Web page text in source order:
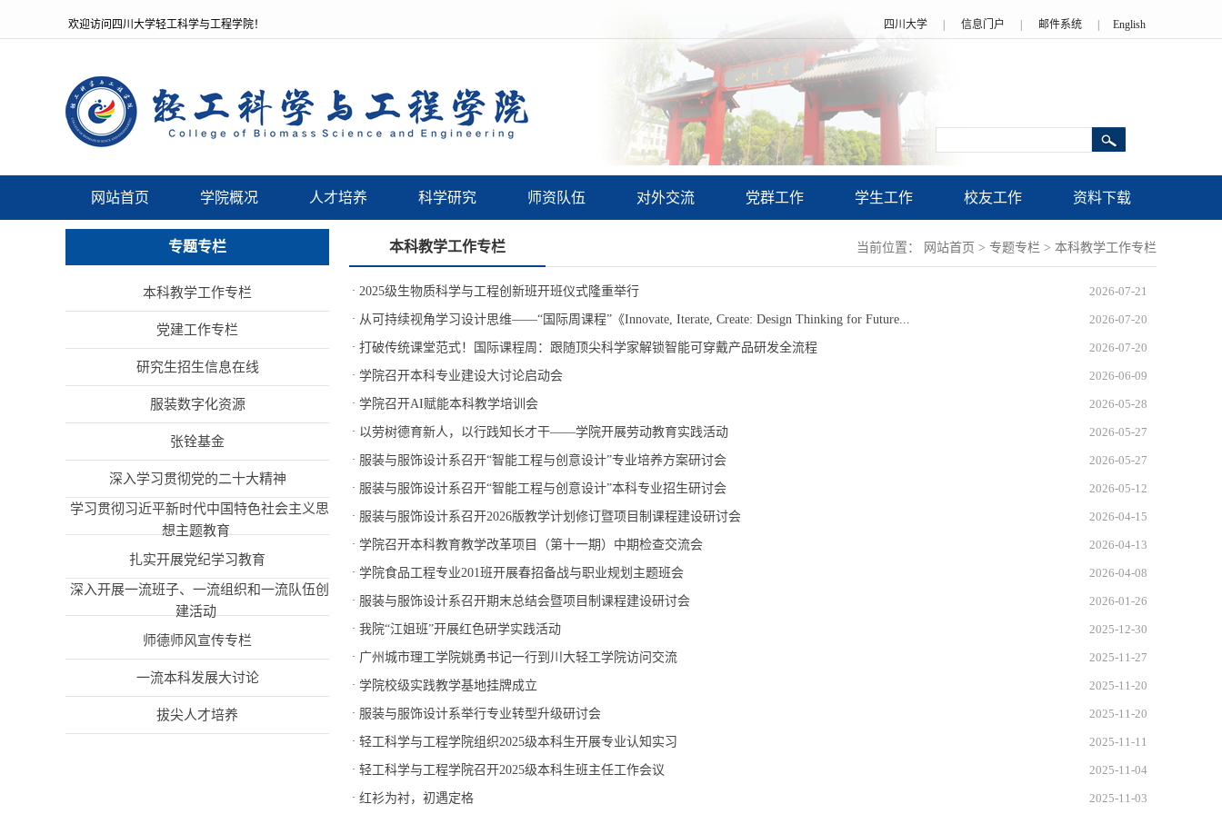
欢迎访问四川大学轻工科学与工程学院！ 四川大学 信息门户 邮件系统 English
网站首页 学院概况 人才培养 科学研究 师资队伍 对外交流 党群工作 学生工作 校友工作 资料下载
专题专栏
本科教学工作专栏
党建工作专栏
研究生招生信息在线
服装数字化资源
张铨基金
深入学习贯彻党的二十大精神
学习贯彻习近平新时代中国特色社会主义思
想主题教育
扎实开展党纪学习教育
深入开展一流班子、一流组织和一流队伍创
建活动
师德师风宣传专栏
一流本科发展大讨论
拔尖人才培养
本科教学工作专栏 当前位置： 网站首页 > 专题专栏 > 本科教学工作专栏
· 2025级生物质科学与工程创新班开班仪式隆重举行 2026-07-21
· 从可持续视角学习设计思维——“国际周课程”《Innovate, Iterate, Create: Design Thinking for Future... 2026-07-20
· 打破传统课堂范式！国际课程周：跟随顶尖科学家解锁智能可穿戴产品研发全流程 2026-07-20
· 学院召开本科专业建设大讨论启动会 2026-06-09
· 学院召开AI赋能本科教学培训会 2026-05-28
· 以劳树德育新人，以行践知长才干——学院开展劳动教育实践活动 2026-05-27
· 服装与服饰设计系召开“智能工程与创意设计”专业培养方案研讨会 2026-05-27
· 服装与服饰设计系召开“智能工程与创意设计”本科专业招生研讨会 2026-05-12
· 服装与服饰设计系召开2026版教学计划修订暨项目制课程建设研讨会 2026-04-15
· 学院召开本科教育教学改革项目（第十一期）中期检查交流会 2026-04-13
· 学院食品工程专业201班开展春招备战与职业规划主题班会 2026-04-08
· 服装与服饰设计系召开期末总结会暨项目制课程建设研讨会 2026-01-26
· 我院“江姐班”开展红色研学实践活动 2025-12-30
· 广州城市理工学院姚勇书记一行到川大轻工学院访问交流 2025-11-27
· 学院校级实践教学基地挂牌成立 2025-11-20
· 服装与服饰设计系举行专业转型升级研讨会 2025-11-20
· 轻工科学与工程学院组织2025级本科生开展专业认知实习 2025-11-11
· 轻工科学与工程学院召开2025级本科生班主任工作会议 2025-11-04
· 红衫为衬，初遇定格 2025-11-03